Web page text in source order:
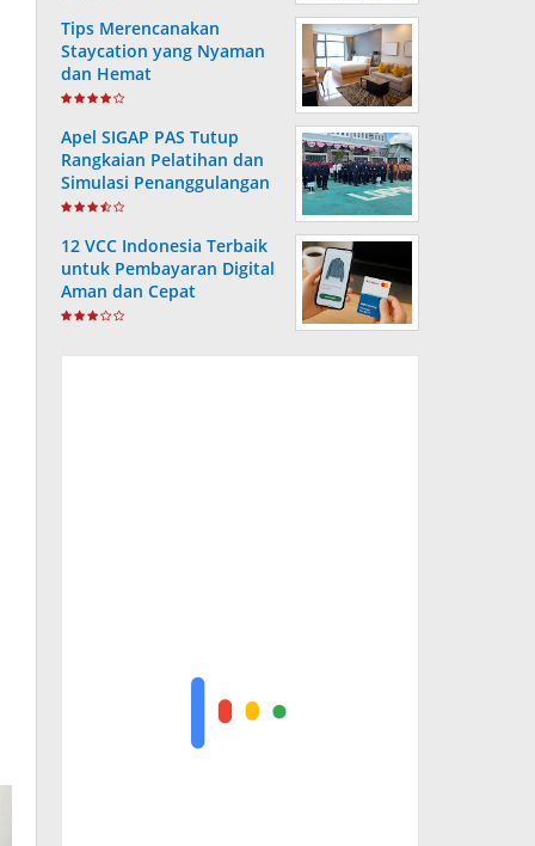
Tips Merencanakan
Staycation yang Nyaman
dan Hemat
Apel SIGAP PAS Tutup
Rangkaian Pelatihan dan
Simulasi Penanggulangan
Bencana di Lapas
12 VCC Indonesia Terbaik
untuk Pembayaran Digital
Aman dan Cepat